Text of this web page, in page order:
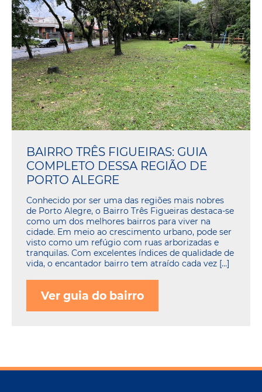
BAIRRO TRÊS FIGUEIRAS: GUIA
COMPLETO DESSA REGIÃO DE
PORTO ALEGRE
Conhecido por ser uma das regiões mais nobres
de Porto Alegre, o Bairro Três Figueiras destaca-se
como um dos melhores bairros para viver na
cidade. Em meio ao crescimento urbano, pode ser
visto como um refúgio com ruas arborizadas e
tranquilas. Com excelentes índices de qualidade de
vida, o encantador bairro tem atraído cada vez […]
Ver guia do bairro